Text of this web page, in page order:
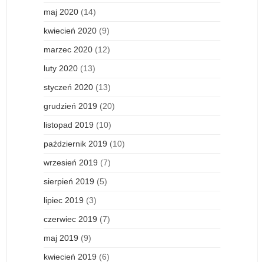
maj 2020 (14)
kwiecień 2020 (9)
marzec 2020 (12)
luty 2020 (13)
styczeń 2020 (13)
grudzień 2019 (20)
listopad 2019 (10)
październik 2019 (10)
wrzesień 2019 (7)
sierpień 2019 (5)
lipiec 2019 (3)
czerwiec 2019 (7)
maj 2019 (9)
kwiecień 2019 (6)